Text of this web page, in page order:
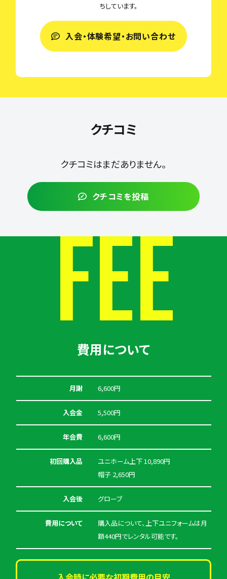
ちしています。
入会・体験希望・お問い合わせ
クチコミ
クチコミはまだありません。
クチコミを投稿
FEE
費用について
月謝 6,600円
入会金 5,500円
年会費 6,600円
初回購入品
ユニホーム上下 10,890円
帽子 2,650円
入会後 グローブ
費用について
購入品について、上下ユニフォームは月
額440円でレンタル可能です。